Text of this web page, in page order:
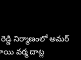
నిర్మాణంలో అమర్
వర్మ దాట్ల